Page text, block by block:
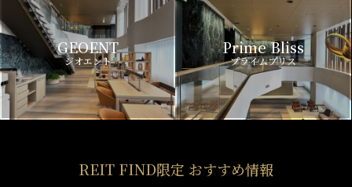
GEOENT
ジオエント
Prime Bliss
プライムブリス
REIT FIND限定 おすすめ情報